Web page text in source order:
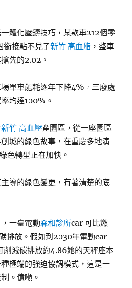
體化壓鑄技巧，某款車212個零
銜接點不見了新竹 高血脂 ，整車
先的2.02。
單車能耗逐年下降4%，三廢處
均達100%。
新竹 高血壓產園區，從一座園區
城的綠色故事，在重慶多地演
色轉型正在加快。
導的綠色變更，有著清楚的底
一臺電動森和診所car 可比燃
排放。假如到2030年電動car
削減碳排放約4.86她的天秤座本
極端的強迫協調模式，這是一
。億噸。